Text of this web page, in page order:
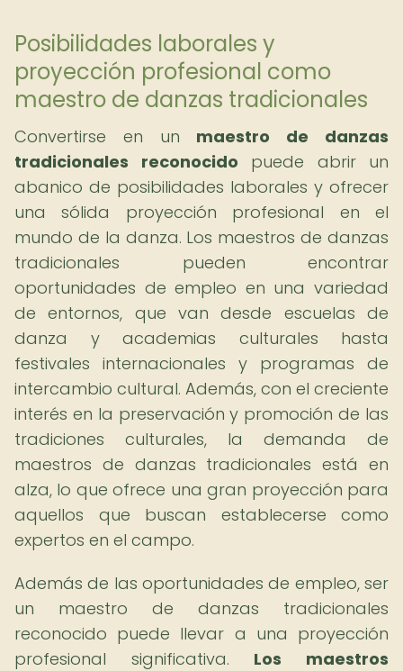
Posibilidades laborales y
proyección profesional como
maestro de danzas tradicionales
Convertirse en un maestro de danzas
tradicionales reconocido puede abrir un
abanico de posibilidades laborales y ofrecer
una sólida proyección profesional en el
mundo de la danza. Los maestros de danzas
tradicionales pueden encontrar
oportunidades de empleo en una variedad
de entornos, que van desde escuelas de
danza y academias culturales hasta
festivales internacionales y programas de
intercambio cultural. Además, con el creciente
interés en la preservación y promoción de las
tradiciones culturales, la demanda de
maestros de danzas tradicionales está en
alza, lo que ofrece una gran proyección para
aquellos que buscan establecerse como
expertos en el campo.
Además de las oportunidades de empleo, ser
un maestro de danzas tradicionales
reconocido puede llevar a una proyección
profesional significativa. Los maestros